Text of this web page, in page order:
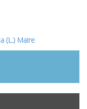
(L.) Maire